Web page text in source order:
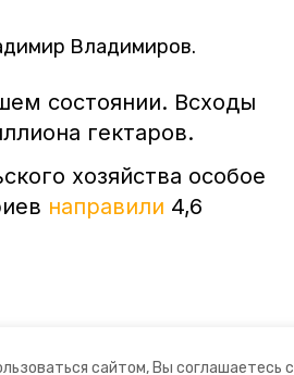
сайтом, Вы соглашаетесь с
Владимиров.
состоянии. Всходы
гектаров.
хозяйства особое
направили 4,6